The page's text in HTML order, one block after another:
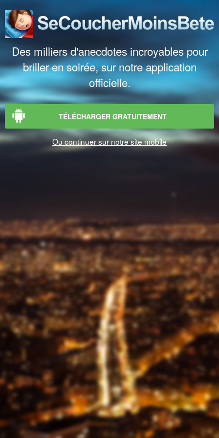
Des milliers d'anecdotes incroyables pour
briller en soirée, sur notre application
officielle.
TÉLÉCHARGER GRATUITEMENT
Ou continuer sur notre site mobile